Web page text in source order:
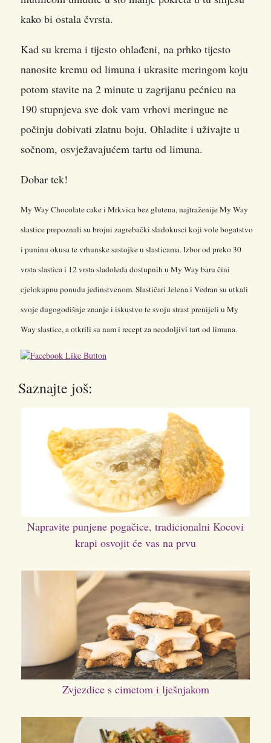
kako bi ostala čvrsta.
Kad su krema i tijesto ohlađeni, na prhko tijesto
nanosite kremu od limuna i ukrasite meringom koju
potom stavite na 2 minute u zagrijanu pećnicu na
190 stupnjeva sve dok vam vrhovi meringue ne
počinju dobivati zlatnu boju. Ohladite i uživajte u
sočnom, osvježavajućem tartu od limuna.
Dobar tek!
My Way Chocolate cake i Mrkvica bez glutena, najtraženije My Way
slastice prepoznali su brojni zagrebački sladokusci koji vole bogatstvo
i puninu okusa te vrhunske sastojke u slasticama. Izbor od preko 30
vrsta slastica i 12 vrsta sladoleda dostupnih u My Way baru čini
cjelokupnu ponudu jedinstvenom. Slastičari Jelena i Vedran su utkali
svoje dugogodišnje znanje i iskustvo te svoju strast prenijeli u My
Way slastice, a otkrili su nam i recept za neodoljivi tart od limuna.
Saznajte još:
Napravite punjene pogačice, tradicionalni Kocovi
krapi osvojit će vas na prvu
Zvjezdice s cimetom i lješnjakom